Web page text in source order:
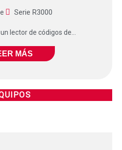
Serie R3000
lector de códigos de...
MÁS